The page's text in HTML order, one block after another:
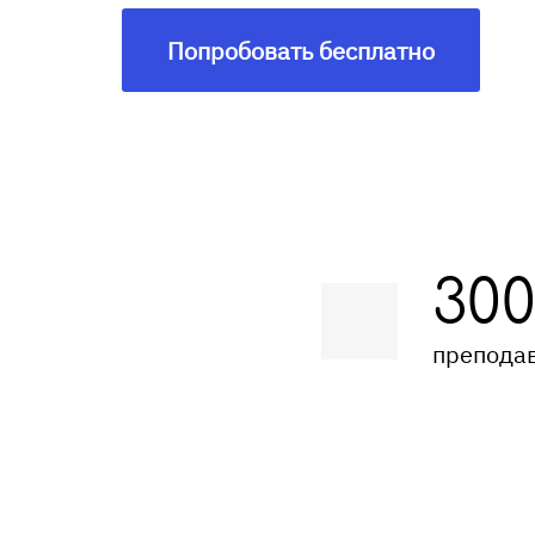
Попробовать бесплатно
300